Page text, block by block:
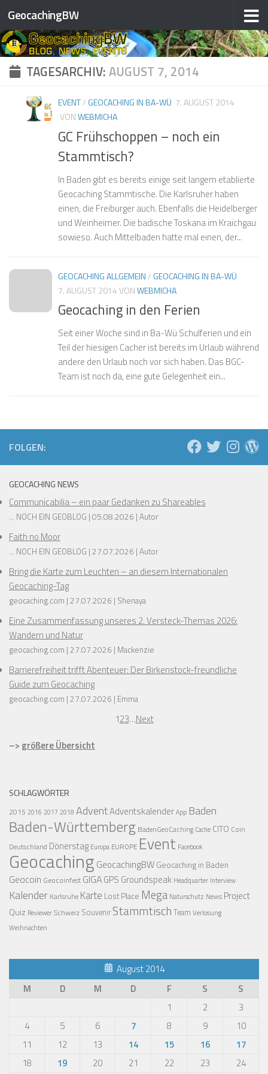
❅
❅
❅
❅
❅
❅
❅
❅
❅
❅
❅
❅
❅
❅
❅
❅ ❅
❅
❅
Zum Inhalt springen
GeocachingBW
TAGESARCHIV:AUGUST 7, 2014
EVENT/ GEOCACHING IN BA-WÜ 7. AUGUST 2014
VONWEBMICHA
GC Frühschoppen – noch ein
Stammtisch?
In Baden gibt es bereits einige seit langem etablierte
Geocaching Stammtische. Die Karlsruher haben
einen, die Freiburger auch. Ebenfalls die Heidelberger
und Weinheimer. Die badische Toskana im Kraichgau
sowieso. Auch Mittelbaden hatte mal einen, der...
GEOCACHING ALLGEMEIN/ GEOCACHING IN BA-WÜ
7. AUGUST 2014VONWEBMICHA
Geocaching in den Ferien
Seit einer Woche sind in Ba-Wü Schulferien und ein
Teil der hiesigen Cacher ist bereits im Urlaub während
andere den Urlaub noch vor sich haben. Das BGC-
Team ist noch da, eine gute Gelegenheit ein...
FOLGEN:
GEOCACHING NEWS
Communicabilia – ein paar Gedanken zu Shareables
... NOCH EIN GEOBLOG 05.08.2026 Autor
Faith no Moor
... NOCH EIN GEOBLOG 27.07.2026 Autor
Bring die Karte zum Leuchten – an diesem Internationalen
Geocaching-Tag
geocaching.com 27.07.2026 Shenaya
Eine Zusammenfassung unseres 2. Versteck-Themas 2026:
Wandern und Natur
geocaching.com 27.07.2026 Mackenzie
Barrierefreiheit trifft Abenteuer: Der Birkenstock-freundliche
Guide zum Geocaching
geocaching.com 27.07.2026 Emma
123…Next
–> größere Übersicht
SCHLAGWÖRTER
2015 2016 2017 2018 AdventAdventskalenderApp Baden
Baden-Württemberg BadenGeoCaching Cache CITO Coin
Deutschland Dönerstag Europa EUROPE Event Facebook
Geocaching GeocachingBW Geocaching in Baden
Geocoin Geocoinfest GIGAGPS Groundspeak Headquarter Interview
Kalender Karlsruhe Karte Lost Place Mega Naturschutz News Project
Quiz ReviewerSchweiz Souvenir Stammtisch Team Verlosung
Weihnachten
August 2014
M
D M D F S
S
1
2
3
4
5 6 7 8 9
10
11
12 13 14 15 16
17
18
19 20 21 22 23 24